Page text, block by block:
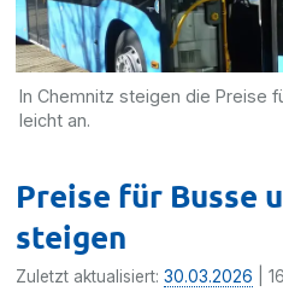
In Chemnitz steigen die Preise
leicht an.
Preise für Busse
steigen
Zuletzt aktualisiert:30.03.2026 |